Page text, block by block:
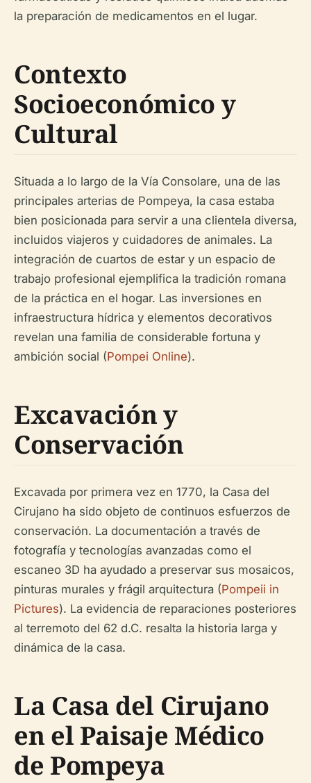
la preparación de medicamentos en el lugar.
Contexto
Socioeconómico y
Cultural
Situada a lo largo de la Vía Consolare, una de las
principales arterias de Pompeya, la casa estaba
bien posicionada para servir a una clientela diversa,
incluidos viajeros y cuidadores de animales. La
integración de cuartos de estar y un espacio de
trabajo profesional ejemplifica la tradición romana
de la práctica en el hogar. Las inversiones en
infraestructura hídrica y elementos decorativos
revelan una familia de considerable fortuna y
ambición social (Pompei Online).
Excavación y
Conservación
Excavada por primera vez en 1770, la Casa del
Cirujano ha sido objeto de continuos esfuerzos de
conservación. La documentación a través de
fotografía y tecnologías avanzadas como el
escaneo 3D ha ayudado a preservar sus mosaicos,
pinturas murales y frágil arquitectura (Pompeii in
Pictures). La evidencia de reparaciones posteriores
al terremoto del 62 d.C. resalta la historia larga y
dinámica de la casa.
La Casa del Cirujano
en el Paisaje Médico
de Pompeya